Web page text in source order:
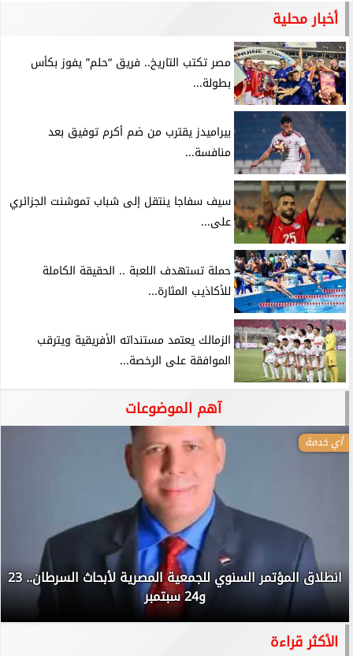
أخبار محلية
مصر تكتب التاريخ.. فريق “حلم” يفوز بكأس
بطولة...
بيراميدز يقترب من ضم أكرم توفيق بعد
منافسة...
سيف سفاجا ينتقل إلى شباب تموشنت الجزائري
على...
حملة تستهدف اللعبة .. الحقيقة الكاملة
للأكاذيب المثارة...
الزمالك يعتمد مستنداته الأفريقية ويترقب
الموافقة على الرخصة...
آهم الموضوعات
أي خدمة
انطلاق المؤتمر السنوي للجمعية المصرية لأبحاث السرطان.. 23
و24 سبتمبر
الأكثر قراءة